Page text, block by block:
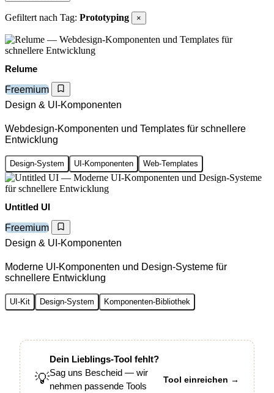
Gefiltert nach Tag: Prototyping ×
Relume
Freemium
Design & UI-Komponenten
Webdesign-Komponenten und Templates für schnellere
Entwicklung
Design-System UI-Komponenten Web-Templates
Untitled UI
Freemium
Design & UI-Komponenten
Moderne UI-Komponenten und Design-Systeme für
schnellere Entwicklung
UI-Kit Design-System Komponenten-Bibliothek
💡
Dein Lieblings-Tool fehlt?
Sag uns Bescheid — wir
nehmen passende Tools
Tool einreichen →